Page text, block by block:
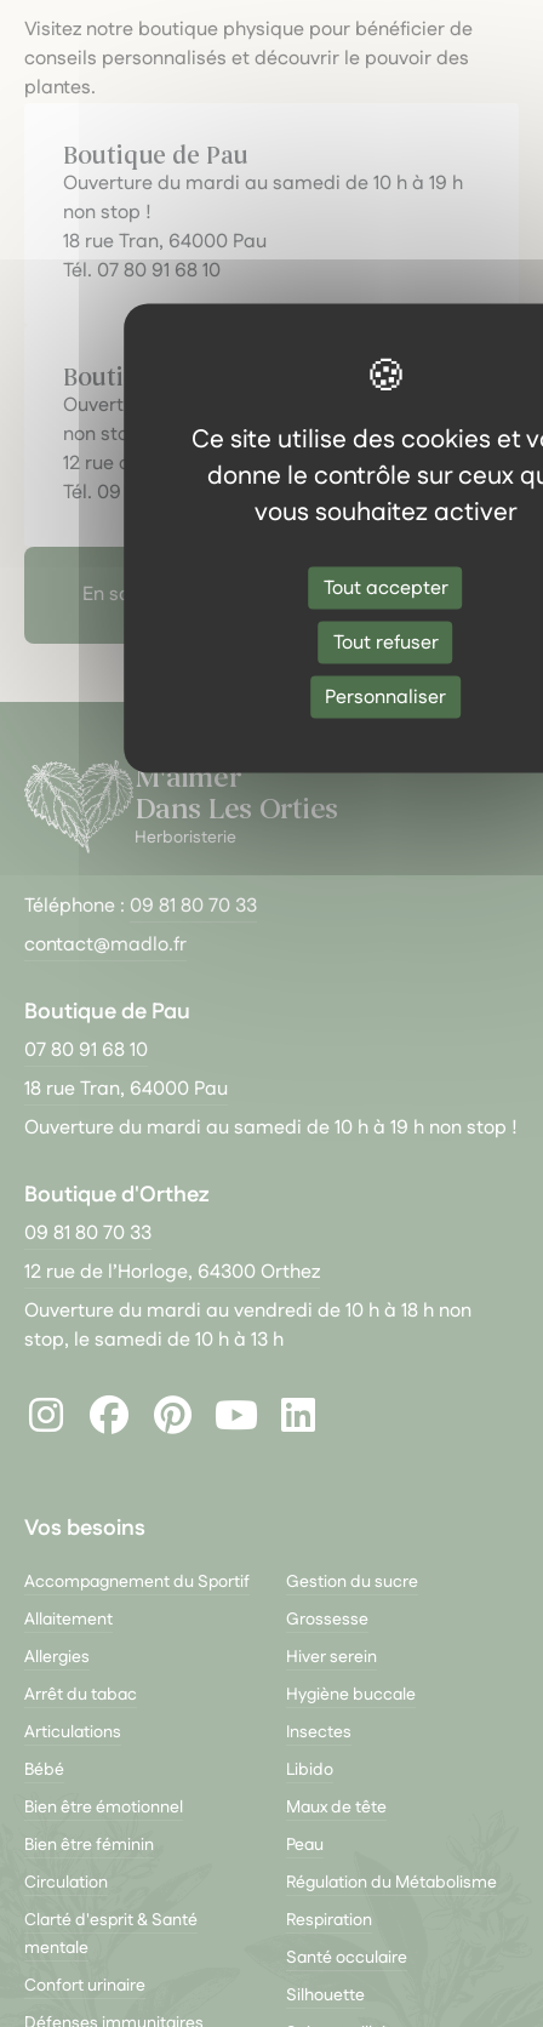
Ce site utilise des cookies et
donne le contrôle sur ceux
vous souhaitez activer
Tout accepter
Tout refuser
Personnaliser
Visitez notre boutique physique pour bénéficier de
conseils personnalisés et découvrir le pouvoir des
plantes.
Boutique de Pau
Ouverture du mardi au samedi de 10 h à 19 h
non stop !
18 rue Tran, 64000 Pau
Tél. 07 80 91 68 10
Boutique d'Orthez
Ouverture du mardi au vendredi de 10 h à 18 h
non stop, le samedi de 10 h à 13 h
12 rue de l’Horloge, 64300 Orthez
Tél. 09 81 80 70 33
En savoir plus sur l'herboristerie
M'aimer
Dans Les Orties
Herboristerie
Téléphone : 09 81 80 70 33
contact@madlo.fr
Boutique de Pau
07 80 91 68 10
18 rue Tran, 64000 Pau
Ouverture du mardi au samedi de 10 h à 19 h non stop !
Boutique d'Orthez
09 81 80 70 33
12 rue de l’Horloge, 64300 Orthez
Ouverture du mardi au vendredi de 10 h à 18 h non
stop, le samedi de 10 h à 13 h
InstagramFacebookPinterest
LinkedIn
Vos besoins
Accompagnement du Sportif
Allaitement
Allergies
Arrêt du tabac
Articulations
Bébé
Bien être émotionnel
Bien être féminin
Circulation
Clarté d'esprit & Santé
mentale
Confort urinaire
Gestion du sucre
Grossesse
Hiver serein
Hygiène buccale
Insectes
Libido
Maux de tête
Peau
Régulation du Métabolisme
Respiration
Santé occulaire
Silhouette